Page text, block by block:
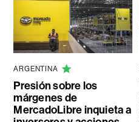
ARGENTINA
Presión sobre los
márgenes de
MercadoLibre inquieta a